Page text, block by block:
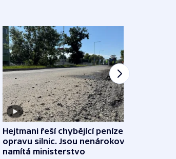
Hejtmani řeší chybějící peníze na
opravu silnic. Jsou nenárokové,
namítá ministerstvo